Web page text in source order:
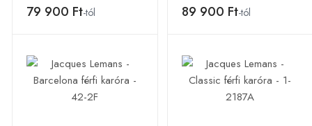
79 900 Ft-tól 89 900 Ft-tól